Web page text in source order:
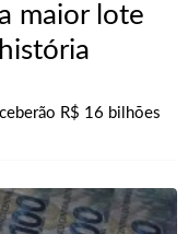
maior lote
R$ 16 bilhões